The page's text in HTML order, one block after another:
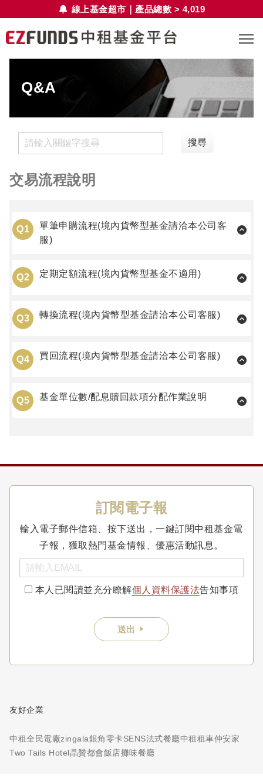
線上基金超市｜產品總數 > 4,019
Q&A
搜尋
交易流程說明
Q1
單筆申購流程(境內貨幣型基金請洽本公司客
服)
Q2 定期定額流程(境內貨幣型基金不適用)
Q3 轉換流程(境內貨幣型基金請洽本公司客服)
Q4 買回流程(境內貨幣型基金請洽本公司客服)
Q5 基金單位數/配息贖回款項分配作業說明
訂閱電子報
輸入電子郵件信箱、按下送出，一鍵訂閱中租基金電
子報，獲取熱門基金情報、優惠活動訊息。
本人已閱讀並充分瞭解個人資料保護法告知事項
送出
友好企業
中租全民電廠zingala銀角零卡SENS法式餐廳中租租車仲安家
Two Tails Hotel晶贊都會飯店攤味餐廳